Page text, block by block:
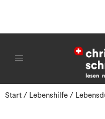
Start / Lebenshilfe /